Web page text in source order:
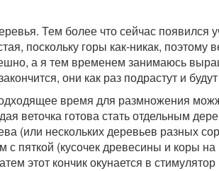
Тем более что сейчас появился
поскольку горы как-никак,
а я тем временем занимаюсь
они как раз подрастут и
время для размножения
веточка готова стать отдельным
(или нескольких деревьев разных
с пяткой (кусочек древесины и коры
этот кончик окунается в